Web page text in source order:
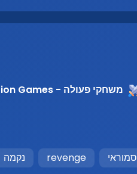
משחקי פעולה - Action Games
סמוראי revenge נקמה